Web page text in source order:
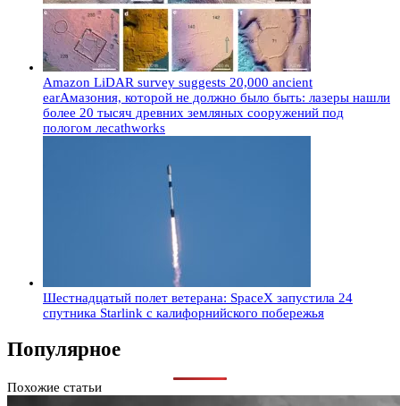
Amazon LiDAR survey suggests 20,000 ancient
earАмазония, которой не должно было быть: лазеры нашли
более 20 тысяч древних земляных сооружений под
пологом лесаthworks
Шестнадцатый полет ветерана: SpaceX запустила 24
спутника Starlink с калифорнийского побережья
Популярное
Похожие статьи